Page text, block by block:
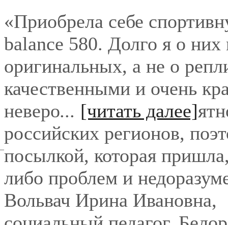
«Приобрела себе
balance 580. Долго я о
оригинальных, а не о
качественными и очень
неверо... [читать далее]
российских регионов,
посылкой, которая
либо проблем и
Вольвач Ирина Ивановна,